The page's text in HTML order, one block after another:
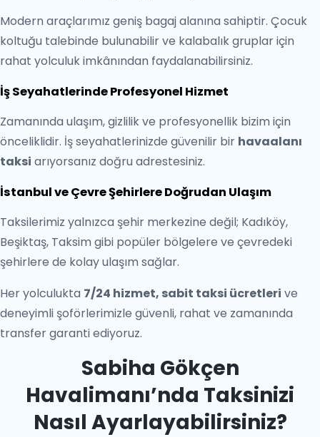
Modern araçlarımız geniş bagaj alanına sahiptir. Çocuk
koltuğu talebinde bulunabilir ve kalabalık gruplar için
rahat yolculuk imkânından faydalanabilirsiniz.
İş Seyahatlerinde Profesyonel Hizmet
Zamanında ulaşım, gizlilik ve profesyonellik bizim için
önceliklidir. İş seyahatlerinizde güvenilir bir havaalanı
taksi arıyorsanız doğru adrestesiniz.
İstanbul ve Çevre Şehirlere Doğrudan Ulaşım
Taksilerimiz yalnızca şehir merkezine değil; Kadıköy,
Beşiktaş, Taksim gibi popüler bölgelere ve çevredeki
şehirlere de kolay ulaşım sağlar.
Her yolculukta 7/24 hizmet, sabit taksi ücretleri ve
deneyimli şoförlerimizle güvenli, rahat ve zamanında
transfer garanti ediyoruz.
Sabiha Gökçen
Havalimanı’nda Taksinizi
Nasıl Ayarlayabilirsiniz?